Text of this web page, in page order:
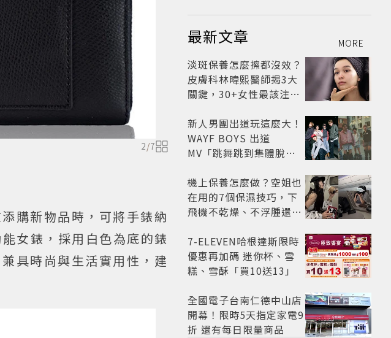
2/7
購新物品時，可將手錶納
女錶，採用白色為底的錶
具時尚與生活實用性，建
最新文章 MORE
淡斑保養怎麼擦都沒效？
皮膚科林暐熙醫師揭3大
關鍵，30+女性最該注意
新人男團出道玩這麼大！
WAYF BOYS 出道
MV「跳舞跳到集體脫
影片爆紅
機上保養怎麼做？空姐也
在用的7個保濕技巧，下
飛機不乾燥、不浮腫還能
7-ELEVEN哈根達斯限時
優惠再加碼 迷你杯、雪
糕、雪酥「買10送13」
全國電子台南仁德中山店
開幕！限時5天指定家電9
折 還有每日限量商品